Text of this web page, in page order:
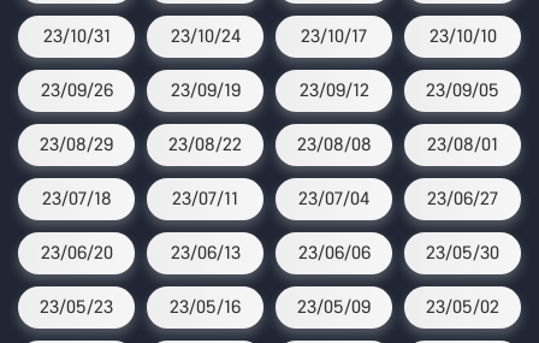
23/10/31 23/10/24 23/10/17 23/10/10
23/09/26 23/09/19 23/09/12 23/09/05
23/08/29 23/08/22 23/08/08 23/08/01
23/07/18 23/07/11 23/07/04 23/06/27
23/06/20 23/06/13 23/06/06 23/05/30
23/05/23 23/05/16 23/05/09 23/05/02